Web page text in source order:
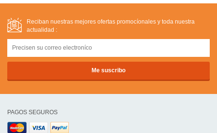
Reciban nuestras mejores ofertas promocíonales y toda nuestra
actualidad :
PAGOS SEGUROS